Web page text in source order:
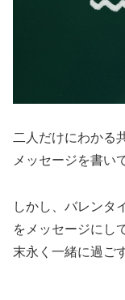
二人だけにわかる
メッセージを書い
しかし、バレンタ
をメッセージにし
末永く一緒に過ご